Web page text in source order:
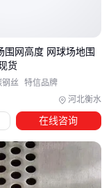
，避免运动员眩目
质网会永久凹陷
的恢复速度和是
供第三方抗冲击测
河北衡水
围网高度 网球场地围
货
钢丝 特信品牌
在线咨询